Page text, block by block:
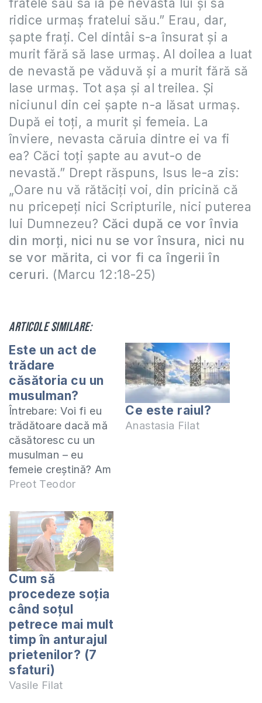
fratele său să ia pe nevasta lui şi să
ridice urmaş fratelui său.” Erau, dar,
şapte fraţi. Cel dintâi s-a însurat şi a
murit fără să lase urmaş. Al doilea a luat
de nevastă pe văduvă şi a murit fără să
lase urmaş. Tot aşa şi al treilea. Şi
niciunul din cei şapte n-a lăsat urmaş.
După ei toţi, a murit şi femeia. La
înviere, nevasta căruia dintre ei va fi
ea? Căci toţi şapte au avut-o de
nevastă.” Drept răspuns, Isus le-a zis:
„Oare nu vă rătăciţi voi, din pricină că
nu pricepeţi nici Scripturile, nici puterea
lui Dumnezeu? Căci după ce vor învia
din morţi, nici nu se vor însura, nici nu
se vor mărita, ci vor fi ca îngerii în
ceruri. (Marcu 12:18-25)
Articole similare:
Este un act de
trădare
căsătoria cu un
musulman?
Întrebare: Voi fi eu
trădătoare dacă mă
căsătoresc cu un
musulman – eu
femeie creştină? Am
foarte mare nevoie
Mulţumesc!
Musulmanii duc o
politică clară de a
atrage fetele
creștine la Islam,
prezentându-le
câteva lucruri, pe
care acestea ușor le
cred. În primul rând,
ei afirmă că…
Preot Teodor
Ce este raiul?
Anastasia Filat
Cum să
procedeze soţia
când soţul
petrece mai mult
timp în anturajul
prietenilor? (7
sfaturi)
Vasile Filat